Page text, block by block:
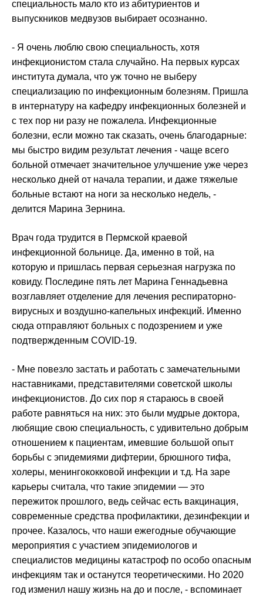
специальность мало кто из абитуриентов и
выпускников медвузов выбирает осознанно.
- Я очень люблю свою специальность, хотя
инфекционистом стала случайно. На первых курсах
института думала, что уж точно не выберу
специализацию по инфекционным болезням. Пришла
в интернатуру на кафедру инфекционных болезней и
с тех пор ни разу не пожалела. Инфекционные
болезни, если можно так сказать, очень благодарные:
мы быстро видим результат лечения - чаще всего
больной отмечает значительное улучшение уже через
несколько дней от начала терапии, и даже тяжелые
больные встают на ноги за несколько недель, -
делится Марина Зернина.
Врач года трудится в Пермской краевой
инфекционной больнице. Да, именно в той, на
которую и пришлась первая серьезная нагрузка по
ковиду. Последине пять лет Марина Геннадьевна
возглавляет отделение для лечения респираторно-
вирусных и воздушно-капельных инфекций. Именно
сюда отправляют больных с подозрением и уже
подтвержденным COVID-19.
- Мне повезло застать и работать с замечательными
наставниками, представителями советской школы
инфекционистов. До сих пор я стараюсь в своей
работе равняться на них: это были мудрые доктора,
любящие свою специальность, с удивительно добрым
отношением к пациентам, имевшие большой опыт
борьбы с эпидемиями дифтерии, брюшного тифа,
холеры, менингококковой инфекции и т.д. На заре
карьеры считала, что такие эпидемии — это
пережиток прошлого, ведь сейчас есть вакцинация,
современные средства профилактики, дезинфекции и
прочее. Казалось, что наши ежегодные обучающие
мероприятия с участием эпидемиологов и
специалистов медицины катастроф по особо опасным
инфекциям так и останутся теоретическими. Но 2020
год изменил нашу жизнь на до и после, - вспоминает